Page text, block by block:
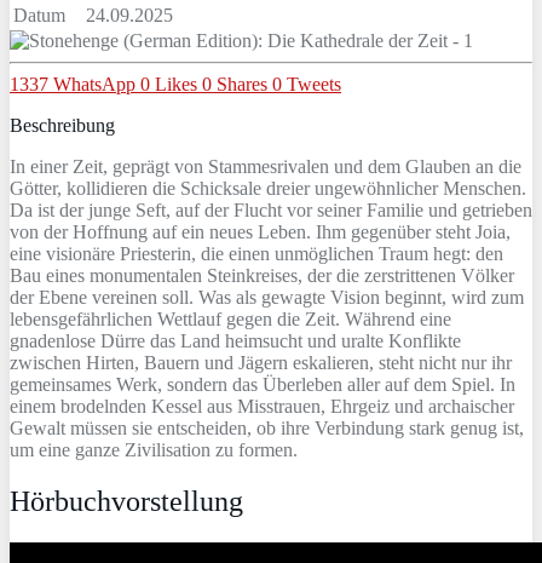
Datum
24.09.2025
1337 WhatsApp 0 Likes 0 Shares 0 Tweets
Beschreibung
In einer Zeit, geprägt von Stammesrivalen und dem Glauben an die
Götter, kollidieren die Schicksale dreier ungewöhnlicher Menschen.
Da ist der junge Seft, auf der Flucht vor seiner Familie und getrieben
von der Hoffnung auf ein neues Leben. Ihm gegenüber steht Joia,
eine visionäre Priesterin, die einen unmöglichen Traum hegt: den
Bau eines monumentalen Steinkreises, der die zerstrittenen Völker
der Ebene vereinen soll. Was als gewagte Vision beginnt, wird zum
lebensgefährlichen Wettlauf gegen die Zeit. Während eine
gnadenlose Dürre das Land heimsucht und uralte Konflikte
zwischen Hirten, Bauern und Jägern eskalieren, steht nicht nur ihr
gemeinsames Werk, sondern das Überleben aller auf dem Spiel. In
einem brodelnden Kessel aus Misstrauen, Ehrgeiz und archaischer
Gewalt müssen sie entscheiden, ob ihre Verbindung stark genug ist,
um eine ganze Zivilisation zu formen.
Hörbuchvorstellung